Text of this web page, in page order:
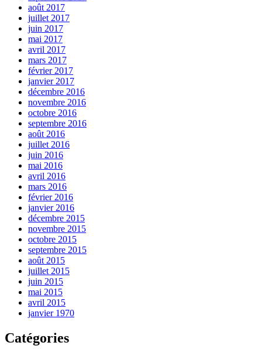
août 2017
juillet 2017
juin 2017
mai 2017
avril 2017
mars 2017
février 2017
janvier 2017
décembre 2016
novembre 2016
octobre 2016
septembre 2016
août 2016
juillet 2016
juin 2016
mai 2016
avril 2016
mars 2016
février 2016
janvier 2016
décembre 2015
novembre 2015
octobre 2015
septembre 2015
août 2015
juillet 2015
juin 2015
mai 2015
avril 2015
janvier 1970
Catégories